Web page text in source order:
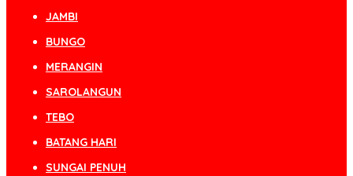
JAMBI
BUNGO
MERANGIN
SAROLANGUN
TEBO
BATANG HARI
SUNGAI PENUH